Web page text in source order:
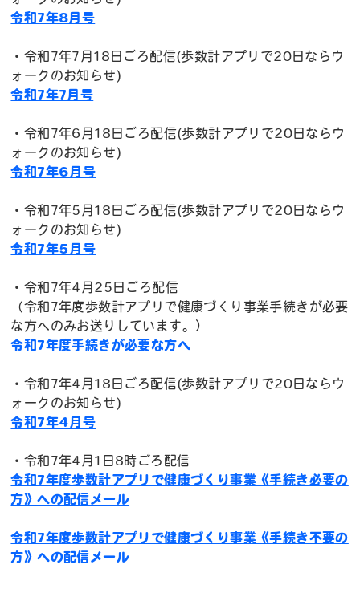
令和7年8月号
・令和7年7月18日ごろ配信(歩数計アプリで20日ならウ
ォークのお知らせ)
令和7年7月号
・令和7年6月18日ごろ配信(歩数計アプリで20日ならウ
ォークのお知らせ)
令和7年6月号
・令和7年5月18日ごろ配信(歩数計アプリで20日ならウ
ォークのお知らせ)
令和7年5月号
・令和7年4月25日ごろ配信
（令和7年度歩数計アプリで健康づくり事業手続きが必要
な方へのみお送りしています。）
令和7年度手続きが必要な方へ
・令和7年4月18日ごろ配信(歩数計アプリで20日ならウ
ォークのお知らせ)
令和7年4月号
・令和7年4月1日8時ごろ配信
令和7年度歩数計アプリで健康づくり事業《手続き必要の
方》への配信メール
令和7年度歩数計アプリで健康づくり事業《手続き不要の
方》への配信メール